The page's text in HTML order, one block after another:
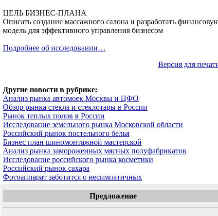
ЦЕЛЬ БИЗНЕС-ПЛАНА
Описать создание массажного салона и разработать
модель для эффективного управления бизнесом
Подробнее об исследовании…
Версия для
Другие новости в рубрике:
Анализ рынка автомоек Москвы и ЦФО
Обзор рынка стекла и стеклотары в России
Рынок теплых полов в России
Исследование земельного рынка Московской области
Российский рынок постельного белья
Бизнес план шиномонтажной мастерской
Анализ рынка замороженных мясных полуфабрикатов
Исследование российского рынка косметики
Российский рынок сахара
Фотоаппарат заботится о несимпатичных
Предложение